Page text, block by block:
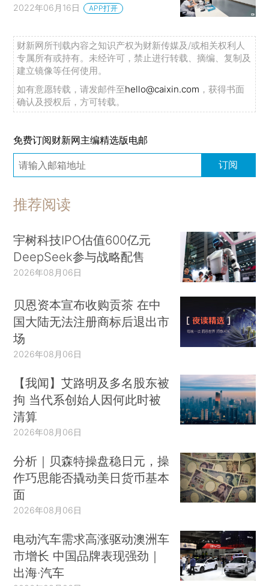
2022年06月16日 APP打开
财新网所刊载内容之知识产权为财新传媒及/或相关权利人
专属所有或持有。未经许可，禁止进行转载、摘编、复制及
建立镜像等任何使用。
如有意愿转载，请发邮件至hello@caixin.com ，获得书面
确认及授权后，方可转载。
免费订阅财新网主编精选版电邮
订阅
推荐阅读
宇树科技IPO估值600亿元
DeepSeek参与战略配售
2026年08月06日
贝恩资本宣布收购贡茶 在中
国大陆无法注册商标后退出市
场
2026年08月06日
【我闻】艾路明及多名股东被
拘 当代系创始人因何此时被
清算
2026年08月06日
分析｜贝森特操盘稳日元，操
作巧思能否撬动美日货币基本
面
2026年08月06日
电动汽车需求高涨驱动澳洲车
市增长 中国品牌表现强劲｜
出海·汽车